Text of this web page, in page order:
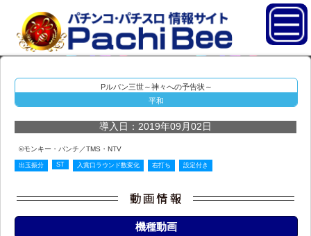
Pルパン三世～神々への予告状～
平和
導入日：2019年09月02日
©モンキー・パンチ／TMS・NTV
出玉振分 ST 入賞口ラウンド数変化 右打ち 設定付き
機種動画